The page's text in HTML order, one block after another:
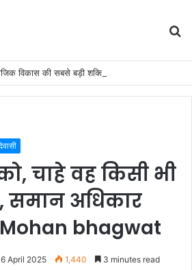
चाहे वह किसी भी
समान अधिकार
Mohan bhagwat
April 2025 1,440 3 minutes read